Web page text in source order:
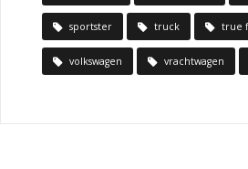
sportster truck true
volkswagen vrachtwagen